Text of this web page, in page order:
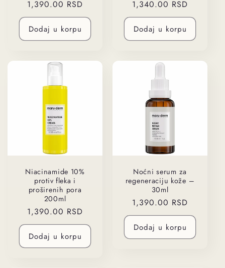
Regularna
cena
1,390.00 RSD
Dodaj u korpu
Regularna
cena
1,340.00 RSD
Dodaj u korpu
Niacinamide 10%
protiv fleka i
proširenih pora
200ml
Regularna
cena
1,390.00 RSD
Dodaj u korpu
Noćni serum za
regeneraciju kože –
30ml
Regularna
cena
1,390.00 RSD
Dodaj u korpu